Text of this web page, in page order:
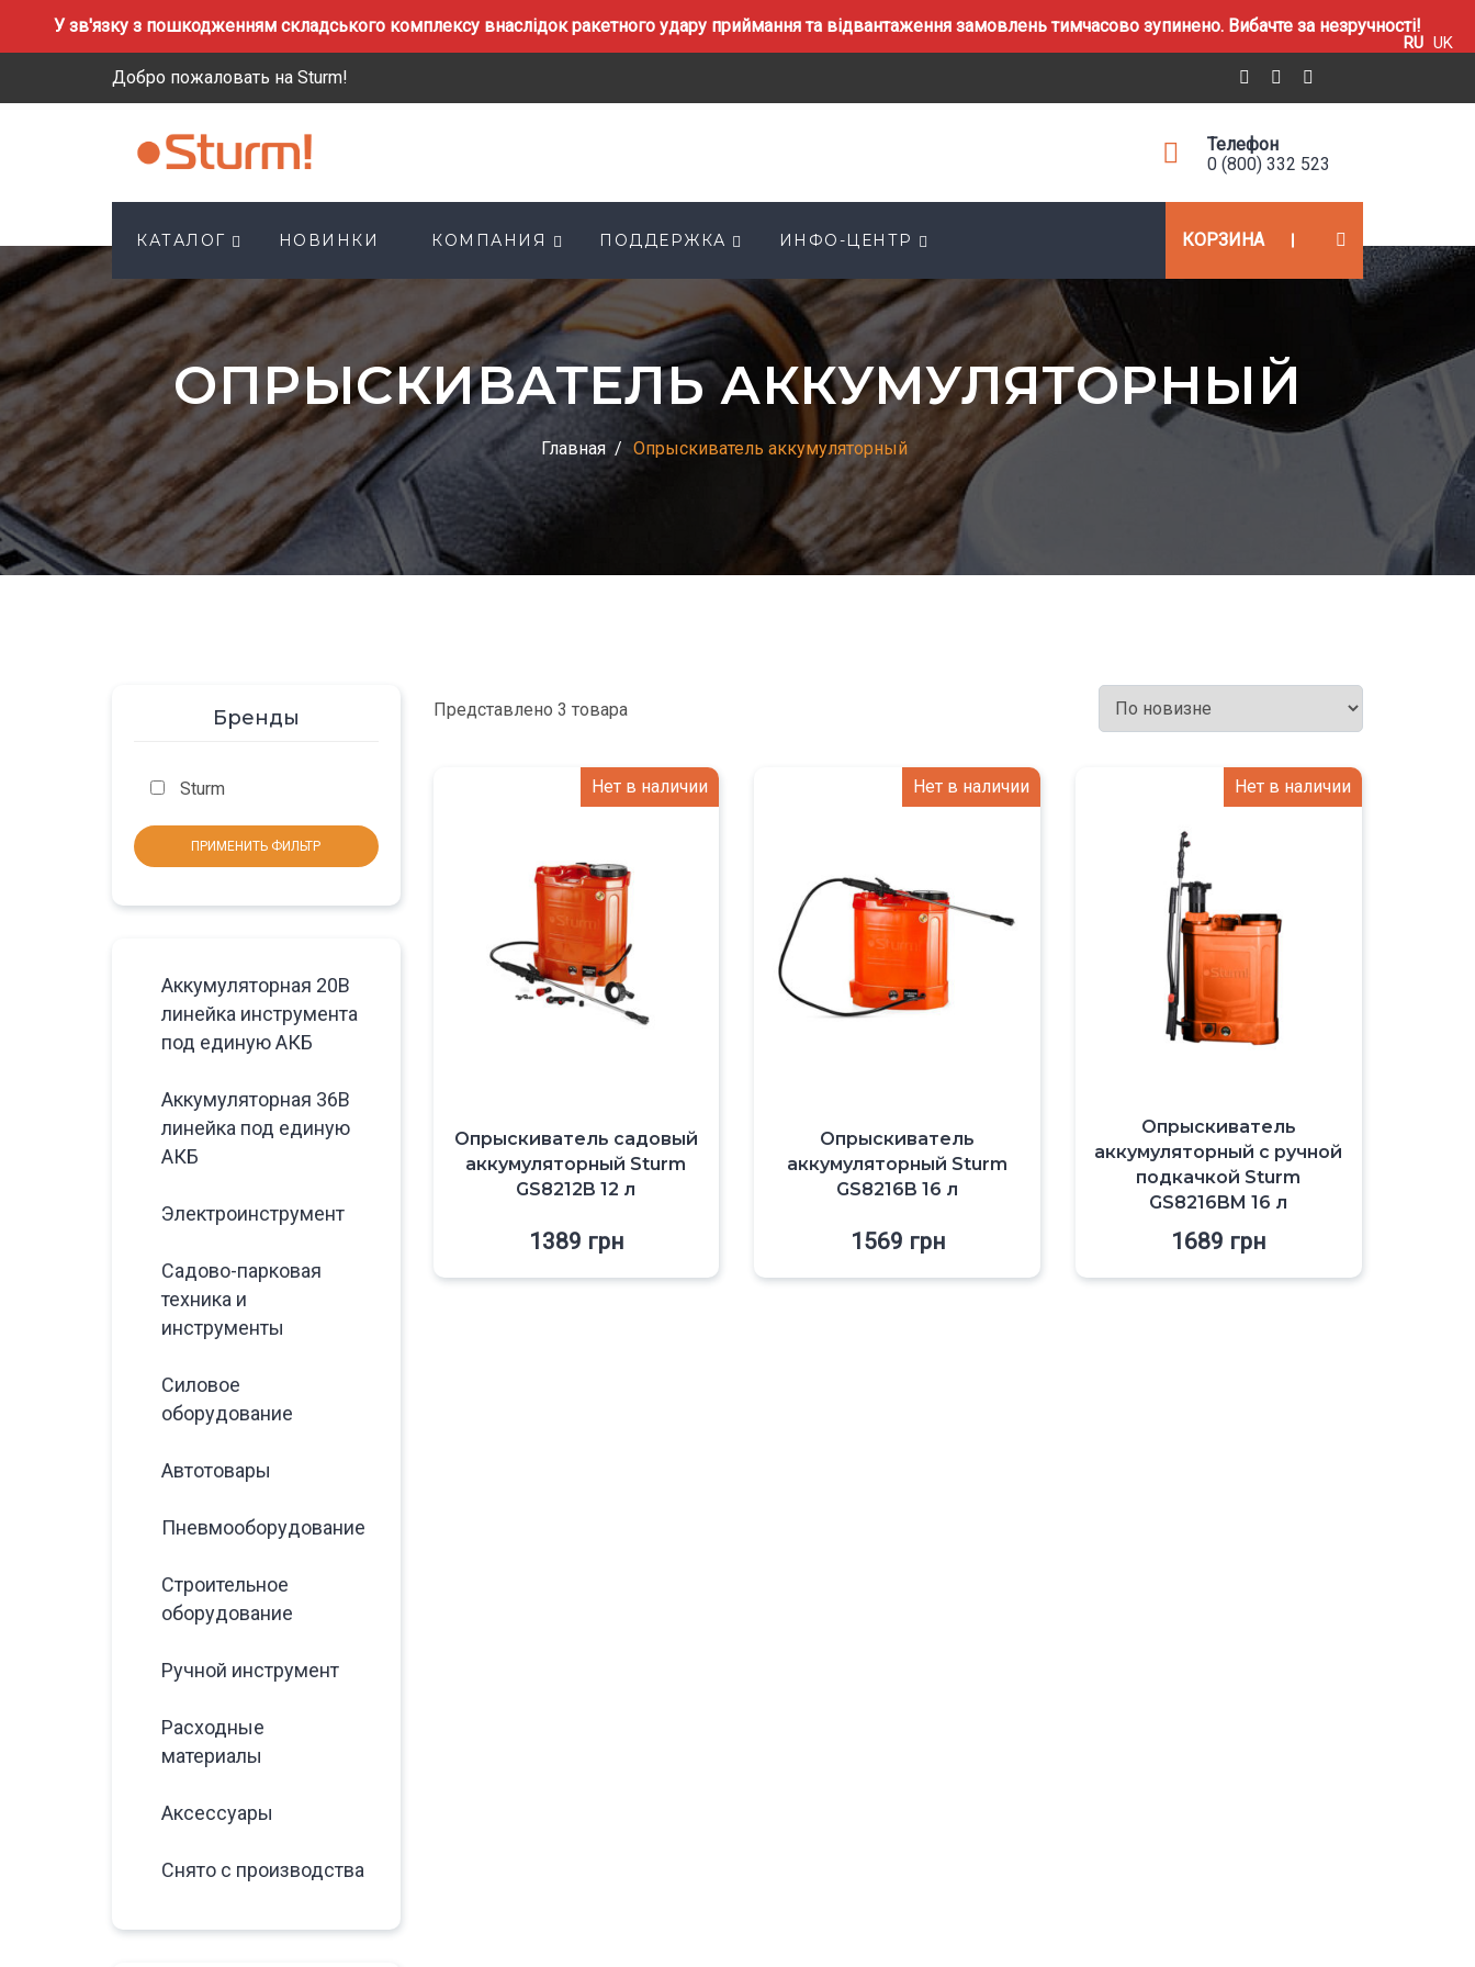
У зв'язку з пошкодженням складського комплексу внаслідок ракетного удару приймання та відвантаження замовлень тимчасово зупинено. Вибачте за незручності!
Добро пожаловать на Sturm!
Телефон
0 (800) 332 523
КАТАЛОГ НОВИНКИ КОМПАНИЯ ПОДДЕРЖКА ИНФО-ЦЕНТР КОРЗИНА
ОПРЫСКИВАТЕЛЬ АККУМУЛЯТОРНЫЙ
Главная Опрыскиватель аккумуляторный
Бренды
Sturm
ПРИМЕНИТЬ ФИЛЬТР
Аккумуляторная 20В
линейка инструмента
под единую АКБ
Аккумуляторная 36В
линейка под единую
АКБ
Электроинструмент
Садово-парковая
техника и
инструменты
Силовое
оборудование
Автотовары
Пневмооборудование
Строительное
оборудование
Ручной инструмент
Расходные
материалы
Аксессуары
Снято с производства
Представлено 3 товара
Нет в наличии
Опрыскиватель садовый
аккумуляторный Sturm
GS8212B 12 л
1389 грн
Нет в наличии
Опрыскиватель
аккумуляторный Sturm
GS8216B 16 л
1569 грн
Нет в наличии
Опрыскиватель
аккумуляторный с ручной
подкачкой Sturm
GS8216BM 16 л
1689 грн
RU UK